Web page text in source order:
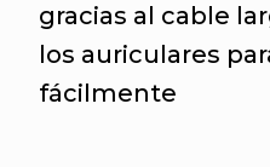
gracias al cable
los auriculares
fácilmente